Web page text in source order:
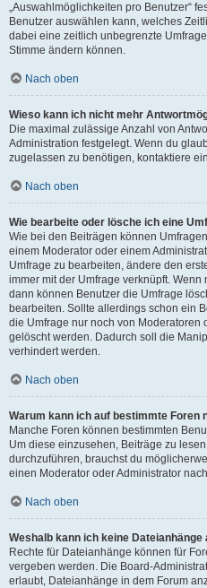
„Auswahlmöglichkeiten pro Benutzer“
Benutzer auswählen kann, welches
dabei eine zeitlich unbegrenzte
Stimme ändern können.
Nach oben
Wieso kann ich nicht mehr
Die maximal zulässige Anzahl von
Administration festgelegt. Wenn du
zugelassen zu benötigen, kontaktiere
Nach oben
Wie bearbeite oder lösche ich eine
Wie bei den Beiträgen können
einem Moderator oder einem
Umfrage zu bearbeiten, ändere den
immer mit der Umfrage verknüpft.
dann können Benutzer die Umfrage
bearbeiten. Sollte allerdings schon ein
die Umfrage nur noch von Moderatoren
gelöscht werden. Dadurch soll die
verhindert werden.
Nach oben
Warum kann ich auf bestimmte Foren
Manche Foren können bestimmten
Um diese einzusehen, Beiträge zu
durchzuführen, brauchst du
einen Moderator oder Administrator
Nach oben
Weshalb kann ich keine Dateianhänge
Rechte für Dateianhänge können für
vergeben werden. Die Board-
erlaubt, Dateianhänge in dem Forum